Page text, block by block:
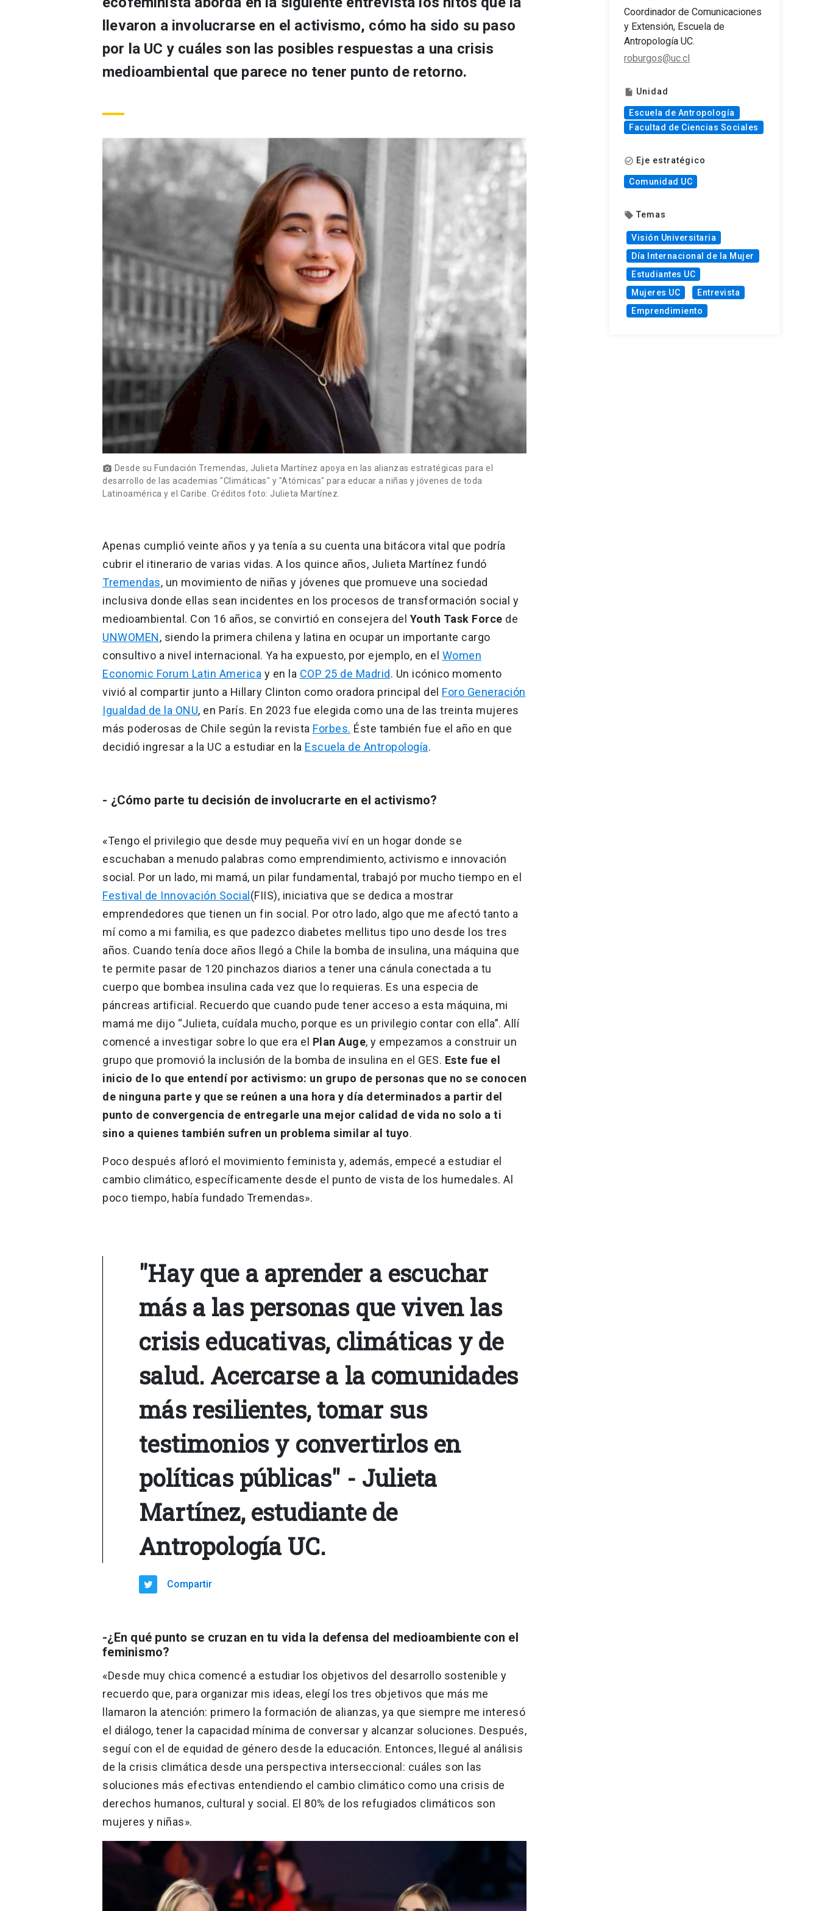
llevaron a involucrarse en el activismo, cómo ha sido su paso
por la UC y cuáles son las posibles respuestas a una crisis
medioambiental que parece no tener punto de retorno.
photo_camera Desde su Fundación Tremendas, Julieta Martínez apoya en las alianzas estratégicas para el
desarrollo de las academias "Climáticas" y "Atómicas" para educar a niñas y jóvenes de toda
Latinoamérica y el Caribe. Créditos foto: Julieta Martínez.
Apenas cumplió veinte años y ya tenía a su cuenta una bitácora vital que podría
cubrir el itinerario de varias vidas. A los quince años, Julieta Martínez fundó
Tremendas, un movimiento de niñas y jóvenes que promueve una sociedad
inclusiva donde ellas sean incidentes en los procesos de transformación social y
medioambiental. Con 16 años, se convirtió en consejera del Youth Task Force de
UNWOMEN, siendo la primera chilena y latina en ocupar un importante cargo
consultivo a nivel internacional. Ya ha expuesto, por ejemplo, en el Women
Economic Forum Latin America y en la COP 25 de Madrid. Un icónico momento
vivió al compartir junto a Hillary Clinton como oradora principal del Foro Generación
Igualdad de la ONU, en París. En 2023 fue elegida como una de las treinta mujeres
más poderosas de Chile según la revista Forbes. Éste también fue el año en que
decidió ingresar a la UC a estudiar en la Escuela de Antropología.
- ¿Cómo parte tu decisión de involucrarte en el activismo?
«Tengo el privilegio que desde muy pequeña viví en un hogar donde se
escuchaban a menudo palabras como emprendimiento, activismo e innovación
social. Por un lado, mi mamá, un pilar fundamental, trabajó por mucho tiempo en el
Festival de Innovación Social (FIIS), iniciativa que se dedica a mostrar
emprendedores que tienen un fin social. Por otro lado, algo que me afectó tanto a
mí como a mi familia, es que padezco diabetes mellitus tipo uno desde los tres
años. Cuando tenía doce años llegó a Chile la bomba de insulina, una máquina que
te permite pasar de 120 pinchazos diarios a tener una cánula conectada a tu
cuerpo que bombea insulina cada vez que lo requieras. Es una especia de
páncreas artificial. Recuerdo que cuando pude tener acceso a esta máquina, mi
mamá me dijo “Julieta, cuídala mucho, porque es un privilegio contar con ella”. Allí
comencé a investigar sobre lo que era el Plan Auge, y empezamos a construir un
grupo que promovió la inclusión de la bomba de insulina en el GES. Este fue el
inicio de lo que entendí por activismo: un grupo de personas que no se conocen
de ninguna parte y que se reúnen a una hora y día determinados a partir del
punto de convergencia de entregarle una mejor calidad de vida no solo a ti
sino a quienes también sufren un problema similar al tuyo.
Poco después afloró el movimiento feminista y, además, empecé a estudiar el
cambio climático, específicamente desde el punto de vista de los humedales. Al
poco tiempo, había fundado Tremendas».
"Hay que a aprender a escuchar
más a las personas que viven las
crisis educativas, climáticas y de
salud. Acercarse a la comunidades
más resilientes, tomar sus
testimonios y convertirlos en
políticas públicas" - Julieta
Martínez, estudiante de
Antropología UC.
Compartir
-¿En qué punto se cruzan en tu vida la defensa del medioambiente con el
feminismo?
«Desde muy chica comencé a estudiar los objetivos del desarrollo sostenible y
recuerdo que, para organizar mis ideas, elegí los tres objetivos que más me
llamaron la atención: primero la formación de alianzas, ya que siempre me interesó
el diálogo, tener la capacidad mínima de conversar y alcanzar soluciones. Después,
seguí con el de equidad de género desde la educación. Entonces, llegué al análisis
de la crisis climática desde una perspectiva interseccional: cuáles son las
soluciones más efectivas entendiendo el cambio climático como una crisis de
derechos humanos, cultural y social. El 80% de los refugiados climáticos son
mujeres y niñas».
Coordinador de Comunicaciones
y Extensión, Escuela de
Antropología UC.
roburgos@uc.cl
insert_drive_file Unidad
Escuela de Antropología
Facultad de Ciencias Sociales
check_circle_outline Eje estratégico
Comunidad UC
local_offer Temas
Visión Universitaria
Día Internacional de la Mujer
Estudiantes UC
Mujeres UC
Entrevista
Emprendimiento